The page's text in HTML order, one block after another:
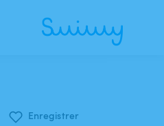
Enregistrer